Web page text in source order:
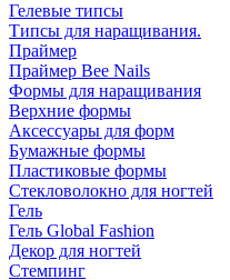
Гелевые типсы
Типсы для наращивания.
Праймер
Праймер Bee Nails
Формы для наращивания
Верхние формы
Аксессуары для форм
Бумажные формы
Пластиковые формы
Стекловолокно для ногтей
Гель
Гель Global Fashion
Декор для ногтей
Стемпинг